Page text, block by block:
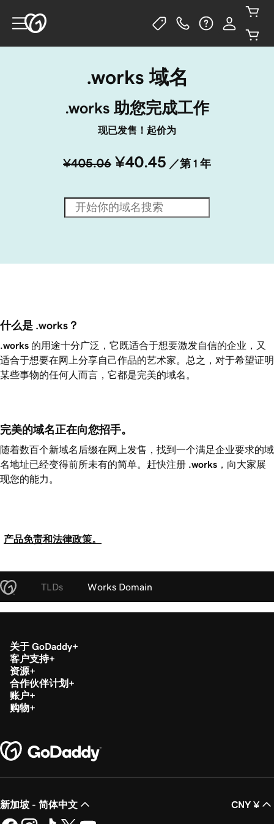
.works 域名
.works 助您完成工作
现已发售！起价为
¥405.06 ¥40.45 ／第 1 年
什么是 .works？
.works 的用途十分广泛，它既适合于想要激发自信的企业，又
适合于想要在网上分享自己作品的艺术家。总之，对于希望证明
某些事物的任何人而言，它都是完美的域名。
完美的域名正在向您招手。
随着数百个新域名后缀在网上发售，找到一个满足企业要求的域
名地址已经变得前所未有的简单。赶快注册 .works ，向大家展
现您的能力。
产品免责和法律政策。
TLDs Works Domain
关于 GoDaddy
客户支持
资源
合作伙伴计划
账户
购物
新加坡 - 简体中文 CNY ¥